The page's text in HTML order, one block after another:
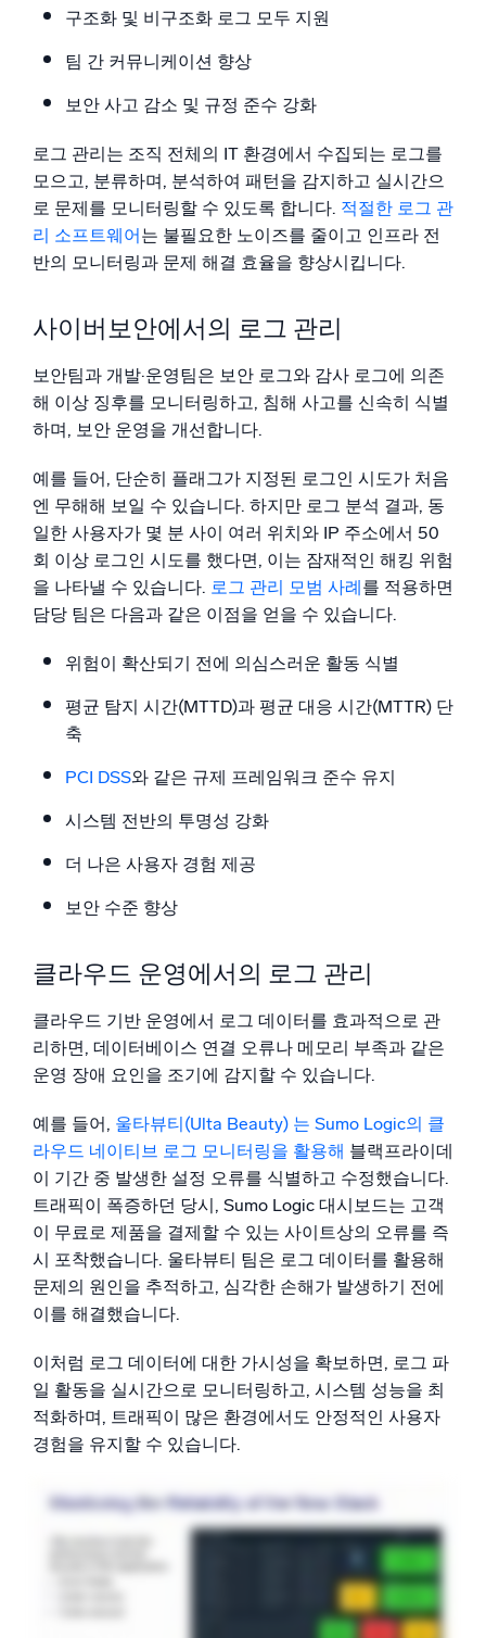
구조화 및 비구조화 로그 모두 지원
팀 간 커뮤니케이션 향상
보안 사고 감소 및 규정 준수 강화
로그 관리는 조직 전체의 IT 환경에서 수집되는 로그를
모으고, 분류하며, 분석하여 패턴을 감지하고 실시간으
로 문제를 모니터링할 수 있도록 합니다. 적절한 로그 관
리 소프트웨어 는 불필요한 노이즈를 줄이고 인프라 전
반의 모니터링과 문제 해결 효율을 향상시킵니다.
사이버보안에서의 로그 관리
보안팀과 개발·운영팀은 보안 로그와 감사 로그에 의존
해 이상 징후를 모니터링하고, 침해 사고를 신속히 식별
하며, 보안 운영을 개선합니다.
예를 들어, 단순히 플래그가 지정된 로그인 시도가 처음
엔 무해해 보일 수 있습니다. 하지만 로그 분석 결과, 동
일한 사용자가 몇 분 사이 여러 위치와 IP 주소에서 50
회 이상 로그인 시도를 했다면, 이는 잠재적인 해킹 위험
을 나타낼 수 있습니다. 로그 관리 모범 사례를 적용하면
담당 팀은 다음과 같은 이점을 얻을 수 있습니다.
위험이 확산되기 전에 의심스러운 활동 식별
평균 탐지 시간(MTTD)과 평균 대응 시간(MTTR) 단
축
PCI DSS와 같은 규제 프레임워크 준수 유지
시스템 전반의 투명성 강화
더 나은 사용자 경험 제공
보안 수준 향상
클라우드 운영에서의 로그 관리
클라우드 기반 운영에서 로그 데이터를 효과적으로 관
리하면, 데이터베이스 연결 오류나 메모리 부족과 같은
운영 장애 요인을 조기에 감지할 수 있습니다.
예를 들어, 울타뷰티(Ulta Beauty) 는 Sumo Logic의 클
라우드 네이티브 로그 모니터링을 활용해 블랙프라이데
이 기간 중 발생한 설정 오류를 식별하고 수정했습니다.
트래픽이 폭증하던 당시, Sumo Logic 대시보드는 고객
이 무료로 제품을 결제할 수 있는 사이트상의 오류를 즉
시 포착했습니다. 울타뷰티 팀은 로그 데이터를 활용해
문제의 원인을 추적하고, 심각한 손해가 발생하기 전에
이를 해결했습니다.
이처럼 로그 데이터에 대한 가시성을 확보하면, 로그 파
일 활동을 실시간으로 모니터링하고, 시스템 성능을 최
적화하며, 트래픽이 많은 환경에서도 안정적인 사용자
경험을 유지할 수 있습니다.